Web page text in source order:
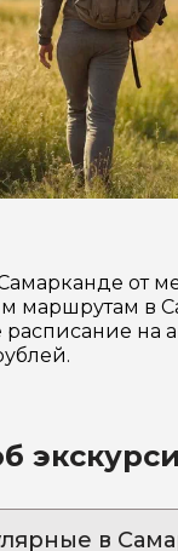
от
маршрутам в
расписание
в